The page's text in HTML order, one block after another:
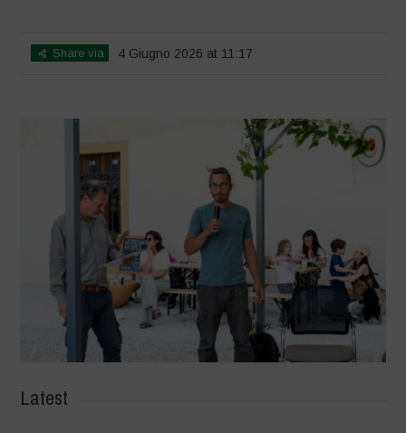
Share via 4 Giugno 2026 at 11:17
Latest